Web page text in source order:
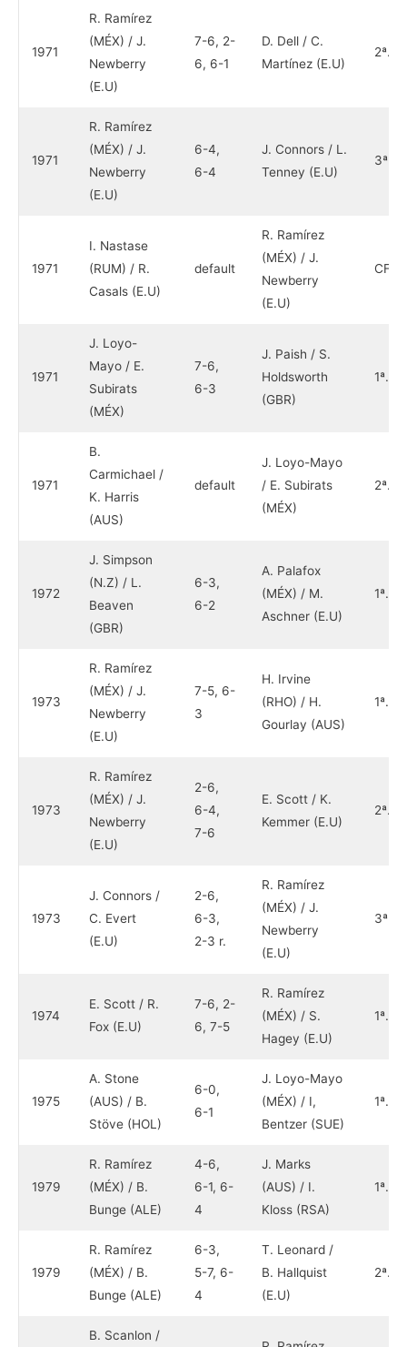
1971
R. Ramírez
(MÉX) / J.
Newberry
(E.U)
7-6, 2-
6, 6-1
D. Dell / C.
Martínez (E.U)
2ª.
1971
R. Ramírez
(MÉX) / J.
Newberry
(E.U)
6-4,
6-4
J. Connors / L.
Tenney (E.U)
3ª.
1971
I. Nastase
(RUM) / R.
Casals (E.U)
default
R. Ramírez
(MÉX) / J.
Newberry
(E.U)
CF
1971
J. Loyo-
Mayo / E.
Subirats
(MÉX)
7-6,
6-3
J. Paish / S.
Holdsworth
(GBR)
1ª.
1971
B.
Carmichael /
K. Harris
(AUS)
default
J. Loyo-Mayo
/ E. Subirats
(MÉX)
2ª.
1972
J. Simpson
(N.Z) / L.
Beaven
(GBR)
6-3,
6-2
A. Palafox
(MÉX) / M.
Aschner (E.U)
1ª.
1973
R. Ramírez
(MÉX) / J.
Newberry
(E.U)
7-5, 6-
3
H. Irvine
(RHO) / H.
Gourlay (AUS)
1ª.
1973
R. Ramírez
(MÉX) / J.
Newberry
(E.U)
2-6,
6-4,
7-6
E. Scott / K.
Kemmer (E.U)
2ª.
1973
J. Connors /
C. Evert
(E.U)
2-6,
6-3,
2-3 r.
R. Ramírez
(MÉX) / J.
Newberry
(E.U)
3ª.
1974
E. Scott / R.
Fox (E.U)
7-6, 2-
6, 7-5
R. Ramírez
(MÉX) / S.
Hagey (E.U)
1ª.
1975
A. Stone
(AUS) / B.
Stöve (HOL)
6-0,
6-1
J. Loyo-Mayo
(MÉX) / I,
Bentzer (SUE)
1ª.
1979
R. Ramírez
(MÉX) / B.
Bunge (ALE)
4-6,
6-1, 6-
4
J. Marks
(AUS) / I.
Kloss (RSA)
1ª.
1979
R. Ramírez
(MÉX) / B.
Bunge (ALE)
6-3,
5-7, 6-
4
T. Leonard /
B. Hallquist
(E.U)
2ª.
B. Scanlon /